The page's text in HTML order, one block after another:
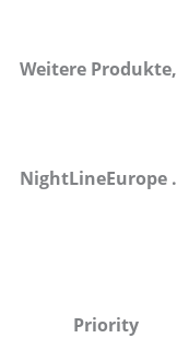
Weitere
NightLineEurope
Priority